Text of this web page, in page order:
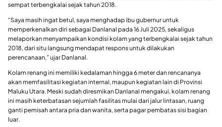
sempat terbengkalai sejak tahun 2018.
“Saya masih ingat betul, saya menghadap ibu gubernur untuk
memperkenalkan diri sebagai Danlanal pada 16 Juli 2025, sekaligus
melaporkan menyampaikan kondisi kolam yang terbengkalai sejak tahun
2018, dari situ langsung mendapat respons untuk dilakukan
perencanaan,” ujar Danlanal.
Kolam renang ini memiliki kedalaman hingga 6 meter dan rencananya
akan memfasilitasi kegiatan internal, maupun kegiatan lain di Provinsi
Maluku Utara. Meski sudah diresmikan Danlanal mengakui, kolam renang
ini masih keterbatasan sejumlah fasilitas mulai dari jalur lintasan, ruang
ganti pemisah antara pria dan wanita, serta pagar pembatas sisi bagian
luar.